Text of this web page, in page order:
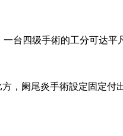
台四级手術的工分可达平
，阑尾炎手術設定固定